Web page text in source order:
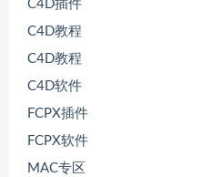
C4D插件
C4D教程
C4D教程
C4D软件
FCPX插件
FCPX软件
MAC专区